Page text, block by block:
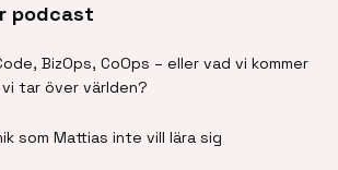
podcast
BizOps, CoOps – eller vad vi kommer
tar över världen?
som Mattias inte vill lära sig